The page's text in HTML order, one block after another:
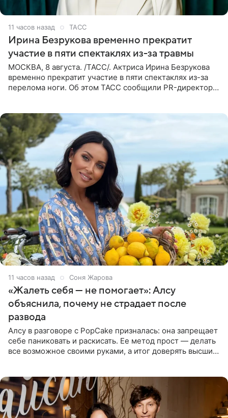
11 часов назад ТАСС
Ирина Безрукова временно прекратит
участие в пяти спектаклях из-за травмы
МОСКВА, 8 августа. /ТАСС/. Актриса Ирина Безрукова
временно прекратит участие в пяти спектаклях из-за
перелома ноги. Об этом ТАСС сообщили PR-директор
11 часов назад Соня Жарова
«Жалеть себя — не помогает»: Алсу
объяснила, почему не страдает после
развода
Алсу в разговоре с PopCake призналась: она запрещает
себе паниковать и раскисать. Ее метод прост — делать
все возможное своими руками, а итог доверять высшим